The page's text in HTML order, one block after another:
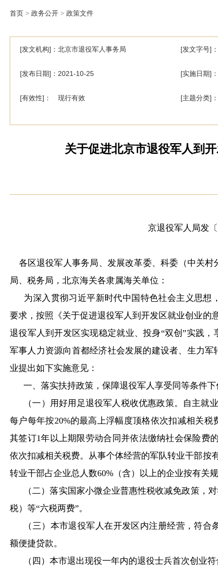
首页 > 政务公开 > 政策文件
[发文机构]：北京市退役军人事务局 [发文字号]
[发布日期]：2021-10-25 [实施日期]
[有效性]： 现行有效 [主题分类]
关于促进北京市退役军人到
京退役军人局发〔
各区退役军人事务局、发展改革委、科委（中关
局、税务局，北京海关各隶属海关单位：
为深入贯彻习近平新时代中国特色社会主义思
要求，按照《关于促进退役军人到开发区就业创业的
退役军人到开发区实现稳定就业、投身“双创”实践
军事人力资源向首都经济社会发展的建设者、生力
业提出如下实施意见：
一、落实扶持政策，保障退役军人享受同等条件
（一）用好用足退役军人税收优惠政策。自主就
每户每年按20%的最高上浮幅度顶格依次扣减相关税
其签订1年以上期限劳动合同并依法缴纳社会保险费
依次扣减相关税费。从事个体经营的军队转业干部按
转业干部占企业总人数60% （含）以上的企业按有关
（二）落实国家小微企业普惠性税收减免政策，
税）等“六税两费”。
（三）本市退役军人在开发区内注册经营，符
额便捷贷款。
（四）本市退出现役一年内的退役士兵首次创业